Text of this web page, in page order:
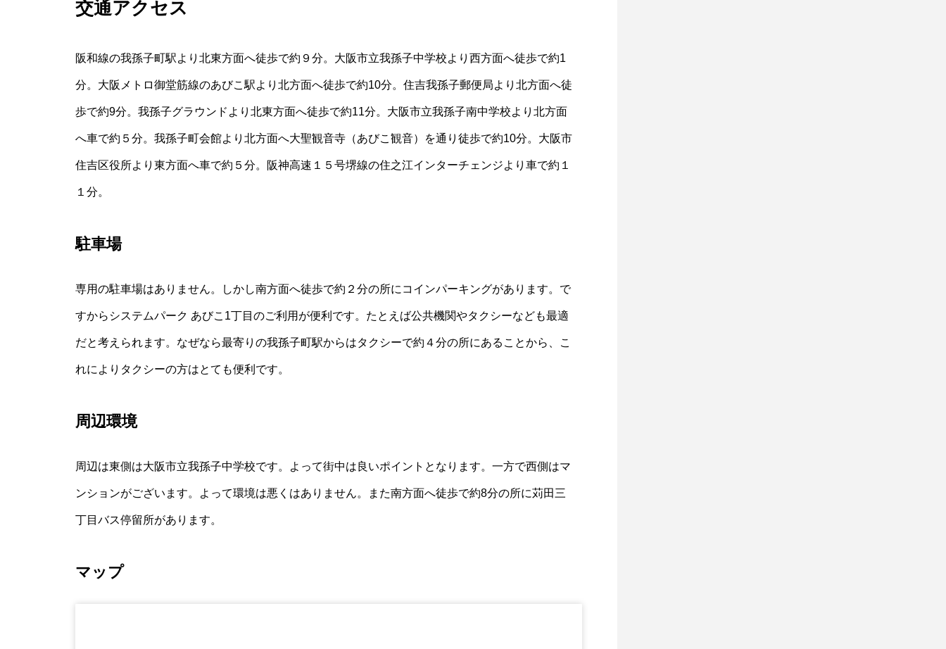
交通アクセス
阪和線の我孫子町駅より北東方面へ徒歩で約９分。大阪市立我孫子中学校より西方面へ徒歩で約1
分。大阪メトロ御堂筋線のあびこ駅より北方面へ徒歩で約10分。住吉我孫子郵便局より北方面へ徒
歩で約9分。我孫子グラウンドより北東方面へ徒歩で約11分。大阪市立我孫子南中学校より北方面
へ車で約５分。我孫子町会館より北方面へ大聖観音寺（あびこ観音）を通り徒歩で約10分。大阪市
住吉区役所より東方面へ車で約５分。阪神高速１５号堺線の住之江インターチェンジより車で約１
１分。
駐車場
専用の駐車場はありません。しかし南方面へ徒歩で約２分の所にコインパーキングがあります。で
すからシステムパーク あびこ1丁目のご利用が便利です。たとえば公共機関やタクシーなども最適
だと考えられます。なぜなら最寄りの我孫子町駅からはタクシーで約４分の所にあることから、こ
れによりタクシーの方はとても便利です。
周辺環境
周辺は東側は大阪市立我孫子中学校です。よって街中は良いポイントとなります。一方で西側はマ
ンションがございます。よって環境は悪くはありません。また南方面へ徒歩で約8分の所に苅田三
丁目バス停留所があります。
マップ